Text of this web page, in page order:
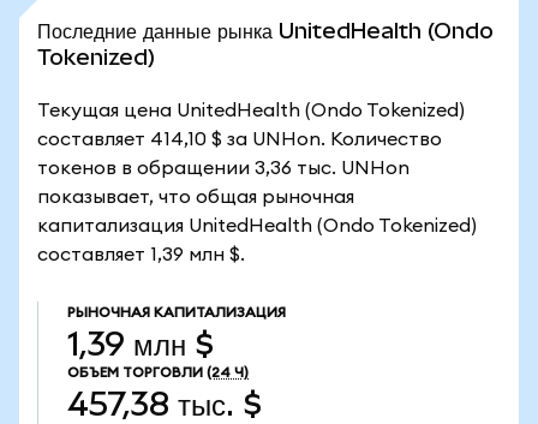
Последние данные рынка UnitedHealth (Ondo
Tokenized)
Текущая цена UnitedHealth (Ondo Tokenized)
составляет 414,10 $ за UNHon. Количество
токенов в обращении 3,36 тыс. UNHon
показывает, что общая рыночная
капитализация UnitedHealth (Ondo Tokenized)
составляет 1,39 млн $.
РЫНОЧНАЯ КАПИТАЛИЗАЦИЯ
1,39 млн $
ОБЪЕМ ТОРГОВЛИ (24 Ч)
457,38 тыс. $